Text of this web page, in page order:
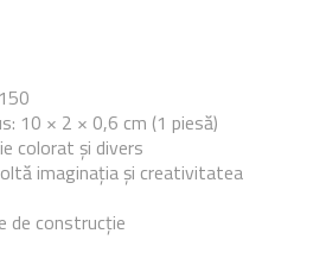
10 × 2 × 0,6 cm (1 piesă)
colorat și divers
imaginația și creativitatea
de construcție